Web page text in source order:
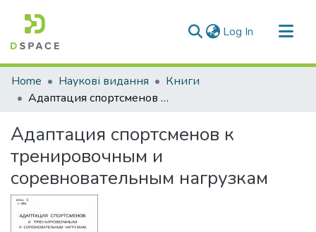
Log In (current)
Communities & Collections
All of DSpace
Home Наукові видання
Книги
Адаптация спортсменов к тренировочным и соревновательным нагрузкам
Адаптация спортсменов к
тренировочным и
соревновательным нагрузкам